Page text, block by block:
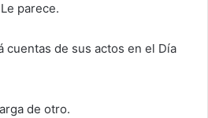
parece.
cuentas de sus actos en el Día
de otro.